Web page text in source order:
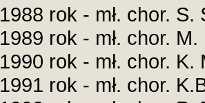
1988 rok - mł. chor. S.
1989 rok - mł. chor.
1990 rok - mł. chor. K.
1991 rok - mł. chor.